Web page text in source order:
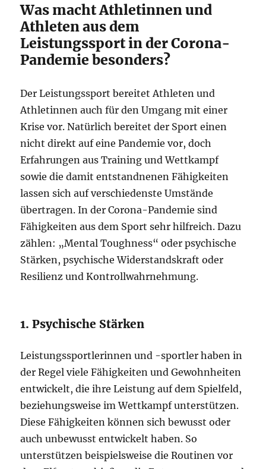
Was macht Athletinnen und
Athleten aus dem
Leistungssport in der Corona-
Pandemie besonders?
Der Leistungssport bereitet Athleten und
Athletinnen auch für den Umgang mit einer
Krise vor. Natürlich bereitet der Sport einen
nicht direkt auf eine Pandemie vor, doch
Erfahrungen aus Training und Wettkampf
sowie die damit entstandnenen Fähigkeiten
lassen sich auf verschiedenste Umstände
übertragen. In der Corona-Pandemie sind
Fähigkeiten aus dem Sport sehr hilfreich. Dazu
zählen: „Mental Toughness“ oder psychische
Stärken, psychische Widerstandskraft oder
Resilienz und Kontrollwahrnehmung.
1. Psychische Stärken
Leistungssportlerinnen und -sportler haben in
der Regel viele Fähigkeiten und Gewohnheiten
entwickelt, die ihre Leistung auf dem Spielfeld,
beziehungsweise im Wettkampf unterstützen.
Diese Fähigkeiten können sich bewusst oder
auch unbewusst entwickelt haben. So
unterstützen beispielsweise die Routinen vor